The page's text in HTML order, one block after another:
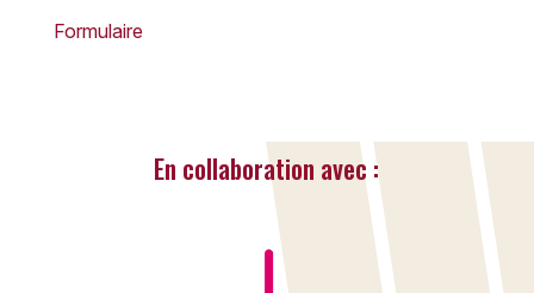
Formulaire
En collaboration avec :